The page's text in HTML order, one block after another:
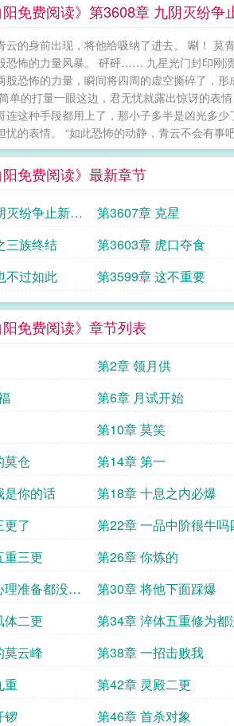
阳免费阅读》第3608章 九阴灭纷争
云的身前出现，将他给吸纳了进去。 唰！
恐怖的力量风暴。 砰砰…… 九星光门封印刚
股恐怖的力量，瞬间将四周的虚空撕碎了，
单的打量一眼这边，君无忧就露出惊讶的表
连这种手段都用上了，那小子多半是凶光多
忧的表情。 “如此恐怖的动静，青云不会有事
阳免费阅读》最新章节
灭纷争止新的
第3607章 克星
三族终结
第3603章 虎口夺食
不过如此
第3599章 这不重要
阳免费阅读》章节列表
第2章 领月供
第6章 月试开始
第10章 莫笑
莫仓
第14章 第一
是你的话
第18章 十息之内必爆
更了
第22章 一品中阶很牛吗
重三更
第26章 你炼的
准备都没有
第30章 将他下面踩爆
体二更
第34章 淬体五重修为都
三更
莫云峰
第38章 一招击败我
重
第42章 灵殿二更
锣
第46章 首杀对象